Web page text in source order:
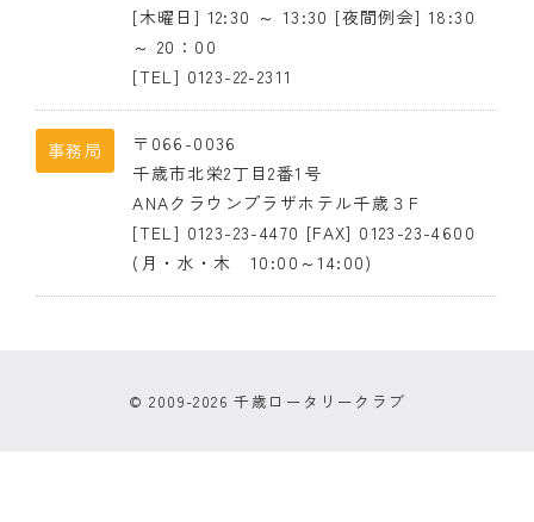
歴代会長・幹事
記念誌
例会場・事務局の案内
リンク集
入会のご案内
[木曜日] 12:30 ～ 13:30 [夜間例会] 18:30
～ 20：00
[TEL] 0123-22-2311
事務局
〒066-0036
千歳市北栄2丁目2番1号
ANAクラウンプラザホテル千歳３F
[TEL] 0123-23-4470 [FAX] 0123-23-4600
(月・水・木 10:00～14:00)
© 2009-2026 千歳ロータリークラブ